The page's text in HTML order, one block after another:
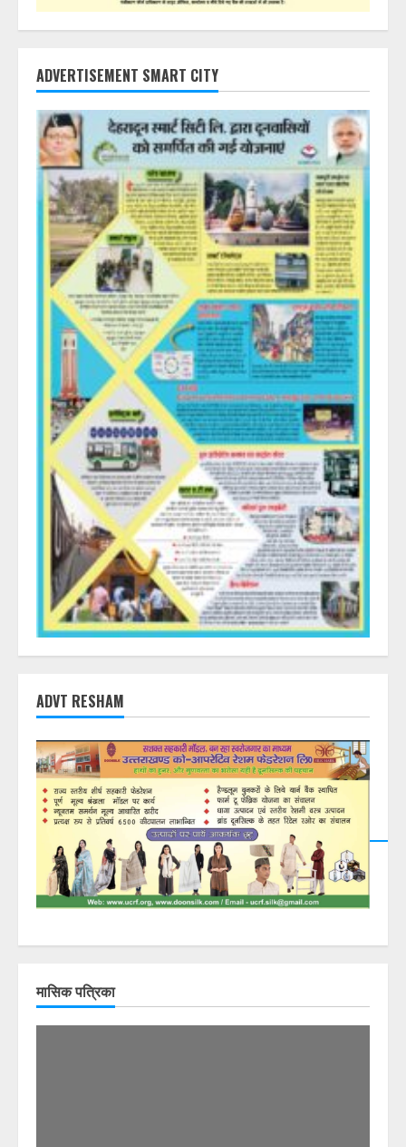
ADVERTISEMENT SMART CITY
ADVT RESHAM
मासिक पत्रिका